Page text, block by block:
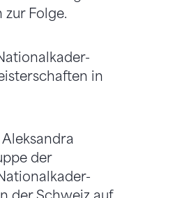
Folge.
in
der